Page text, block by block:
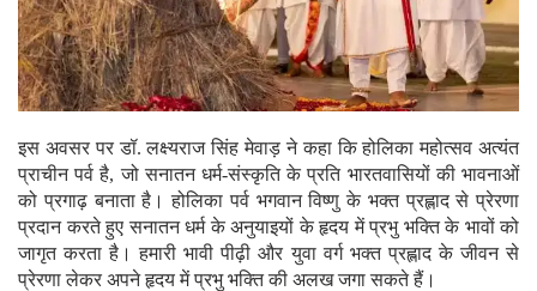
इस अवसर पर डॉ. लक्ष्यराज सिंह मेवाड़ ने कहा कि होलिका महोत्सव अत्यंत
प्राचीन पर्व है, जो सनातन धर्म-संस्कृति के प्रति भारतवासियों की भावनाओं
को प्रगाढ़ बनाता है। होलिका पर्व भगवान विष्णु के भक्त प्रह्लाद से प्रेरणा
प्रदान करते हुए सनातन धर्म के अनुयाइयों के हृदय में प्रभु भक्ति के भावों को
जागृत करता है। हमारी भावी पीढ़ी और युवा वर्ग भक्त प्रह्लाद के जीवन से
प्रेरणा लेकर अपने हृदय में प्रभु भक्ति की अलख जगा सकते हैं।